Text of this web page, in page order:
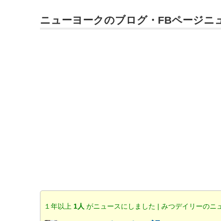
ニューヨークのブログ・FBページニ
１年以上 1人がニュースにしました | みつデイリーのニ